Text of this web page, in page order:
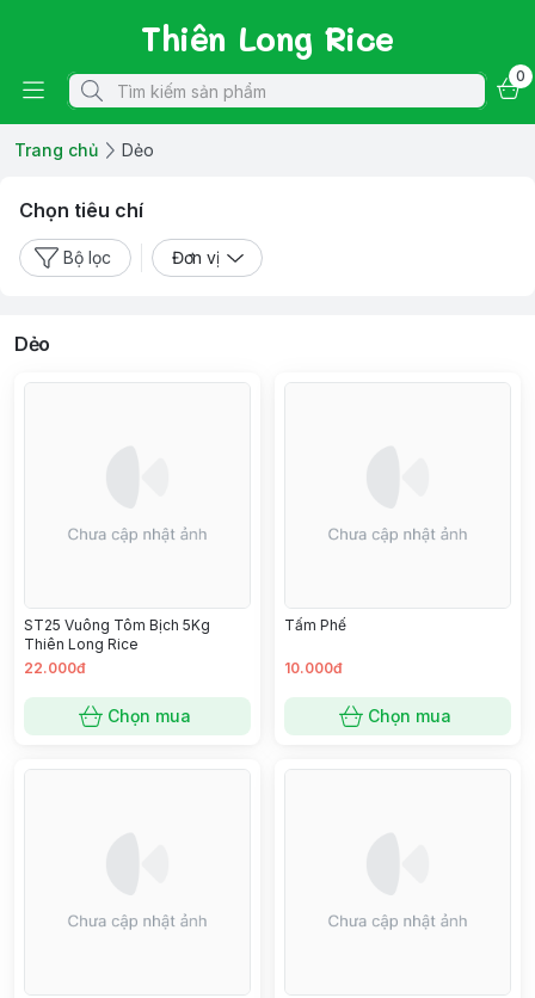
Thiên Long Rice
0
Trang chủ Dẻo
Chọn tiêu chí
Bộ lọc Đơn vị
Dẻo
ST25 Vuông Tôm Bịch 5Kg
Thiên Long Rice
22.000đ
Chọn mua
Tấm Phế
10.000đ
Chọn mua